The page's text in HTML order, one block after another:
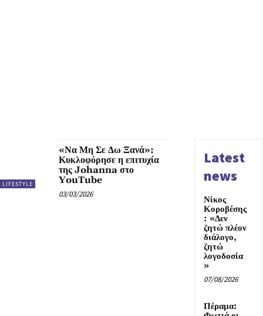
LIFESTYLE
«Να Μη Σε Δω Ξανά»:
Κυκλοφόρησε η επιτυχία
της Johanna στο
YouTube
03/03/2026
Latest
news
Νίκος
Κοροβέσης
: «Δεν
ζητώ πλέον
διάλογο,
ζητώ
λογοδοσία
»
07/08/2026
Πέραμα: